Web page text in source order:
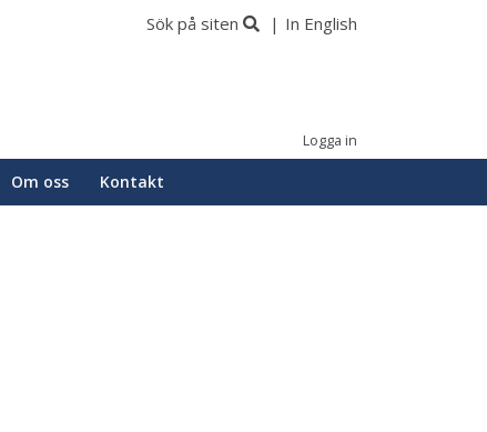
Sök på siten In English
Logga in
Om oss Kontakt